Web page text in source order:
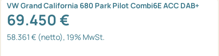
VW Grand California 680 Park Pilot Combi6E ACC DAB+
69.450 €
58.361 € (netto), 19% MwSt.